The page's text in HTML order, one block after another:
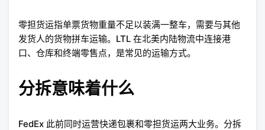
零担货运指单票货物重量不足以装满一整车，需要与其他
发货人的货物拼车运输。LTL 在北美内陆物流中连接港
口、仓库和终端零售点，是常见的运输方式。
分拆意味着什么
FedEx 此前同时运营快递包裹和零担货运两大业务。分拆